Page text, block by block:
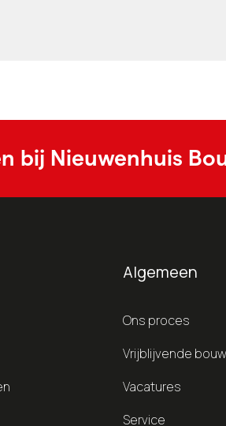
bij Nieuwenhuis
Algemeen
Ons proces
Vrijblijvende
Vacatures
Service